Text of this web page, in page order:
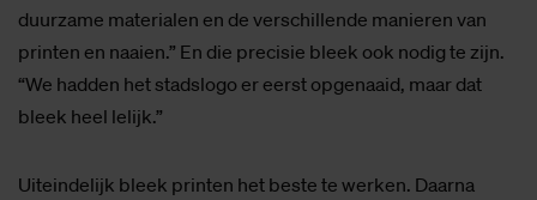
duurzame materialen en de verschillende manieren van
printen en naaien.” En die precisie bleek ook nodig te zijn.
“We hadden het stadslogo er eerst opgenaaid, maar dat
bleek heel lelijk.”
Uiteindelijk bleek printen het beste te werken. Daarna